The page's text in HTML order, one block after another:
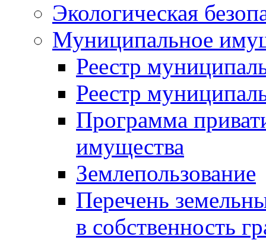
Экологическая
Муниципальное
Реестр
Реестр
Программа
имущества
Землепользование
Перечень
в собственность